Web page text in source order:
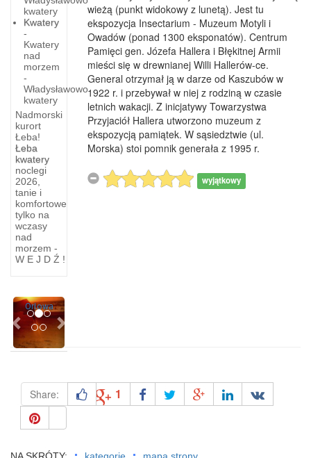
kwatery
Kwatery
-
Kwatery
nad
morzem
-
Władysławowo
kwatery
Nadmorski
kurort
Łeba!
Łeba
kwatery
noclegi
2026,
tanie i
komfortowe
tylko na
wczasy
nad
morzem -
W E J D Ź !
Gdynia
Orłowo...
wycieczka
z
Czterokilometrową
przestrzeń
Orłowa
PreviousNext
wieżą (punkt widokowy z lunetą). Jest tu
ekspozycja Insectarium - Muzeum Motyli i
Owadów (ponad 1300 eksponatów). Centrum
Pamięci gen. Józefa Hallera i Błękitnej Armii
mieści się w drewnianej Willi Hallerów-ce.
General otrzymał ją w darze od Kaszubów w
1922 r. i przebywał w niej z rodziną w czasie
letnich wakacji. Z inicjatywy Towarzystwa
Przyjaciół Hallera utworzono muzeum z
ekspozycją pamiątek. W sąsiedztwie (ul.
Morska) stoi pomnik generała z 1995 r.
wyjątkowy
Share: 1